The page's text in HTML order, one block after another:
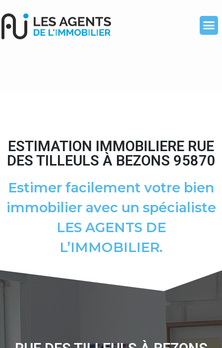
ESTIMATION IMMOBILIERE RUE
DES TILLEULS À BEZONS 95870
Estimer facilement votre bien
immobilier avec un spécialiste
LES AGENTS DE
L’IMMOBILIER.